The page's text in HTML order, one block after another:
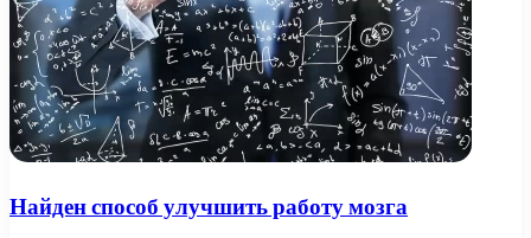
Найден способ улучшить работу мозга